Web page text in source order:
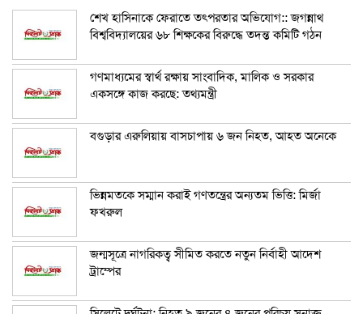
শেখ হাসিনাকে ফেরাতে তৎপরতার অভিযোগ:: জগন্নাথ
বিশ্ববিদ্যালয়ের ৬৮ শিক্ষকের বিরুদ্ধে তদন্ত কমিটি গঠন
গণমাধ্যমের স্বার্থ রক্ষায় সাংবাদিক, মালিক ও সরকার
একসঙ্গে কাজ করছে: তথ্যমন্ত্রী
বগুড়ার এরুলিয়ায় বাসচাপায় ৬ জন নিহত, আহত অনেকে
ভিন্নমতকে সম্মান করাই গণতন্ত্রের অন্যতম ভিত্তি: মির্জা
ফখরুল
জন্মসূত্রে নাগরিকত্ব সীমিত করতে নতুন নির্বাহী আদেশ
ট্রাম্পের